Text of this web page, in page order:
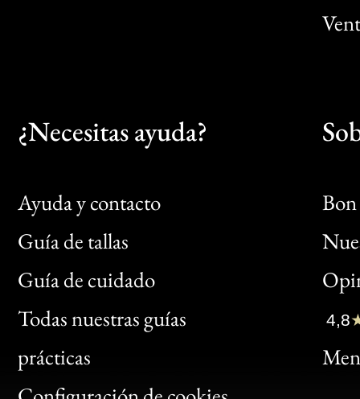
¿Necesitas ayuda?
Ayuda y contacto
Guía de tallas
Guía de cuidado
Todas nuestras guías
prácticas
Bon
Clic
Bon
4,8